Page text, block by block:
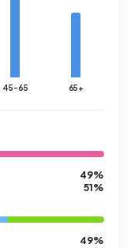
45-65 65+
49%
51%
49%